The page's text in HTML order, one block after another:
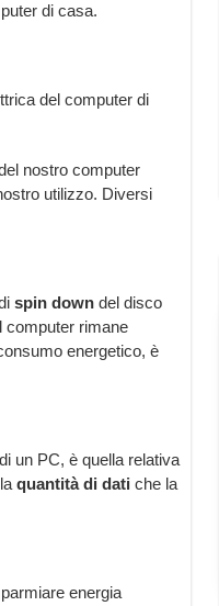
di casa.
del computer di
nostro computer
utilizzo. Diversi
spin downdel disco
rimane
energetico, è
un PC, è quella relativa
quantità di dati che la
energia